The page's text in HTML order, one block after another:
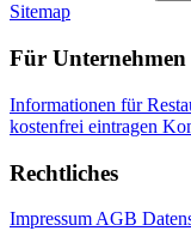
Sitemap
Für Unternehmen
Informationen für
kostenfrei eintragen
Rechtliches
Impressum AGB